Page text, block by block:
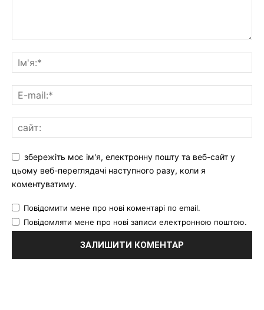
збережіть моє ім'я, електронну пошту та веб-сайт у
цьому веб-переглядачі наступного разу, коли я
коментуватиму.
Повідомити мене про нові коментарі по email.
Повідомляти мене про нові записи електронною поштою.